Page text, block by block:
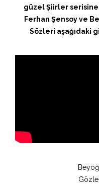
güzel Şiirler
Ferhan Şensoy ve
Sözleri aşağıdaki